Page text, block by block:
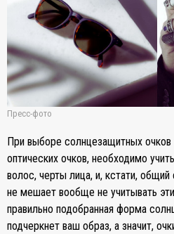
Пресс-фото
При выборе солнцезащитных
оптических очков, необходимо
волос, черты лица, и, кстати,
не мешает вообще не учитывать
правильно подобранная форма
подчеркнет ваш образ, а значит,